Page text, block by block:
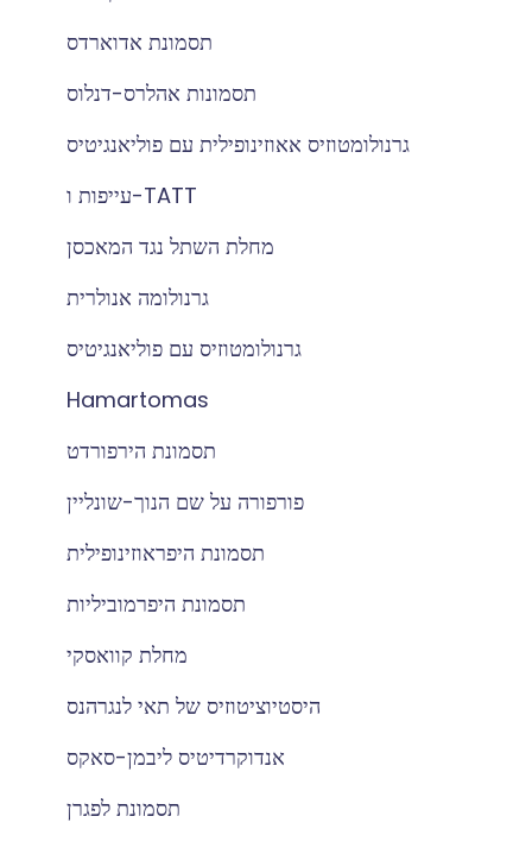
תסמונת אדוארדס
תסמונות אהלרס-דנלוס
גרנולומטוזיס אאוזינופילית עם פוליאנגיטיס
עייפות ו-TATT
מחלת השתל נגד המאכסן
גרנולומה אנולרית
גרנולומטוזיס עם פוליאנגיטיס
Hamartomas
תסמונת הירפורדט
פורפורה על שם הנוך-שונליין
תסמונת היפראוזינופילית
תסמונת היפרמוביליות
מחלת קוואסקי
היסטיוציטוזיס של תאי לנגרהנס
אנדוקרדיטיס ליבמן-סאקס
תסמונת לפגרן